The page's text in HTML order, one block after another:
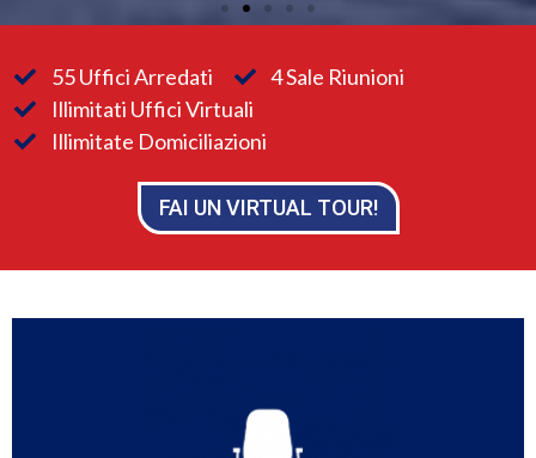
55 Uffici Arredati
4 Sale Riunioni
Illimitati Uffici Virtuali
Illimitate Domiciliazioni
FAI UN VIRTUAL TOUR!
Scopri